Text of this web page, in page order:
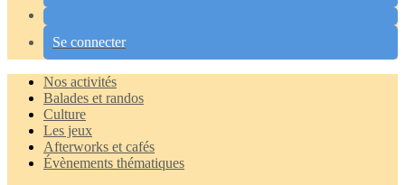
Se connecter
Nos activités
Balades et randos
Culture
Les jeux
Afterworks et cafés
Évènements thématiques